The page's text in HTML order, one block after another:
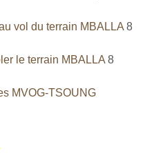
vol du terrain MBALLA 8
le terrain MBALLA 8
MVOG-TSOUNG